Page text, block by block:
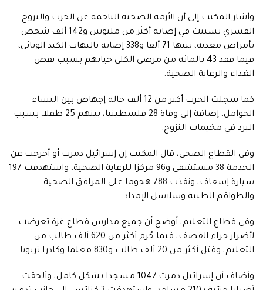
وأشار المكتب إلى أن الأزمة الصحية الناجمة عن الحرب والنزوح
القسري تسببت في إصابة أكثر من مليونين و142 ألف شخص
بأمراض معدية، بينها 71 ألفا و338 إصابة بالتهاب الكبد الوبائي،
فيما فقد 43 بالمائة من مرضى الكلى حياتهم بسبب نقص
الغذاء والرعاية الصحية.
كما سجلت الحرب أكثر من 12 ألف حالة إجهاض بين النساء
الحوامل، إضافة إلى وفاة 28 فلسطينيا، بينهم 25 طفلا، بسبب
البرد في مخيمات النزوح.
وفي القطاع الصحي، قال المكتب إن إسرائيل دمرت أو أخرجت عن
الخدمة 38 مستشفى و96 مركزا للرعاية الصحية، واستهدفت 197
سيارة إسعاف، ونفذت 788 هجوما على المرافق الصحية
والطواقم الطبية وسلاسل الإمداد.
وفي قطاع التعليم، أوضح أن جميع مدارس قطاع غزة تعرضت
لأضرار جراء القصف، فيما حُرم أكثر من 620 ألف طالب من
التعليم، وقتل أكثر من 20 ألف طالب و830 معلما وكادرا تربويا.
وأضاف أن إسرائيل دمرت 1047 مسجدا بشكل كامل، وألحقت